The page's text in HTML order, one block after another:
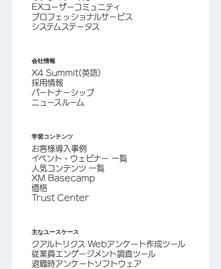
EXユーザーコミュニティ
プロフェッショナルサービス
システムステータス
会社情報
X4 Summit(英語)
採用情報
パートナーシップ
ニュースルーム
学習コンテンツ
お客様導入事例
イベント・ウェビナー 一覧
人気コンテンツ 一覧
XM Basecamp
価格
Trust Center
主なユースケース
クアルトリクス Webアンケート作成ツール
従業員エンゲージメント調査ツール
退職時アンケートソフトウェア